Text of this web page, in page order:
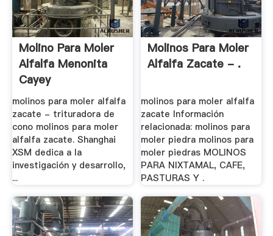
Molino Para Moler
Alfalfa Menonita
Cayey
molinos para moler alfalfa
zacate - trituradora de
cono molinos para moler
alfalfa zacate. Shanghai
XSM dedica a la
investigación y desarrollo,
...
Molinos Para Moler
Alfalfa Zacate - .
molinos para moler alfalfa
zacate Información
relacionada: molinos para
moler piedra molinos para
moler piedras MOLINOS
PARA NIXTAMAL, CAFE,
PASTURAS Y .